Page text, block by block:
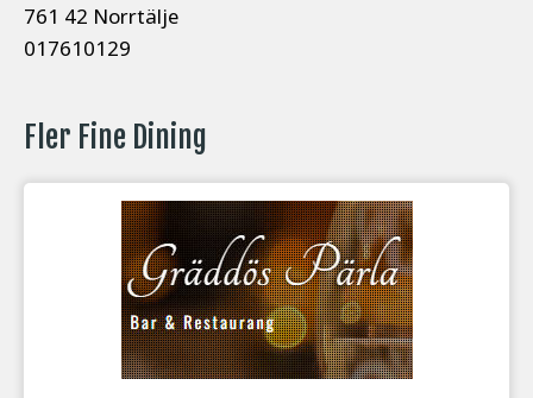
761 42 Norrtälje
017610129
Fler Fine Dining